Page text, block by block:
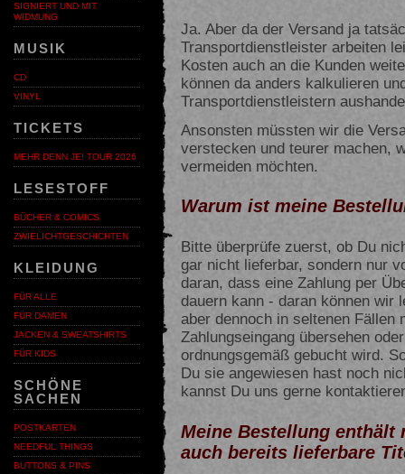
SIGNIERT UND MIT
WIDMUNG
MUSIK
CD
VINYL
TICKETS
MEHR DENN JE! TOUR 2026
LESESTOFF
BÜCHER & COMICS
ZWIELICHTGESCHICHTEN
KLEIDUNG
FÜR ALLE
FÜR DAMEN
JACKEN & SWEATSHIRTS
FÜR KIDS
SCHÖNE
SACHEN
POSTKARTEN
NEEDFUL THINGS
BUTTONS & PINS
Ja. Aber da der Versand ja
Transportdienstleister arbeiten
Kosten auch an die Kunden
können da anders kalkulieren
Transportdienstleistern
Ansonsten müssten wir die
verstecken und teurer machen,
vermeiden möchten.
Warum ist meine
Bitte überprüfe zuerst, ob Du
gar nicht lieferbar, sondern nur
daran, dass eine Zahlung per
dauern kann - daran können wir
aber dennoch in seltenen Fällen
Zahlungseingang übersehen
ordnungsgemäß gebucht wird.
Du sie angewiesen hast noch
kannst Du uns gerne
Meine Bestellung enthält
auch bereits lieferbare